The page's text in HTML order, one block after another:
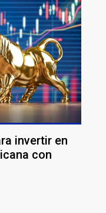
invertir en
con